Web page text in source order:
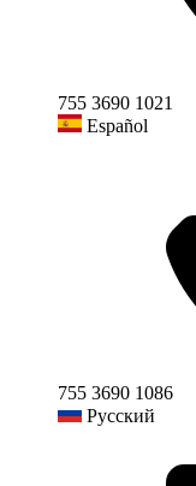
755 3690 1021
Español
755 3690 1086
Русский